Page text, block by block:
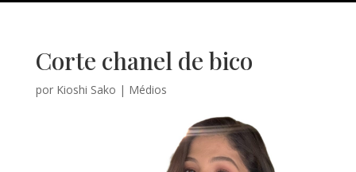
Corte chanel de bico
por Kioshi Sako | Médios